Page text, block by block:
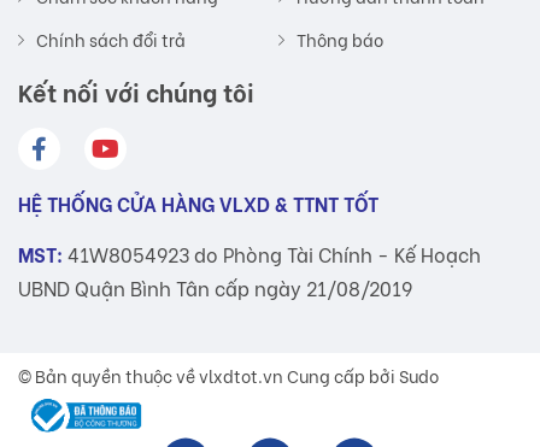
Chính sách đổi trả
Thông báo
Kết nối với chúng tôi
HỆ THỐNG CỬA HÀNG VLXD & TTNT TỐT
MST: 41W8054923 do Phòng Tài Chính - Kế Hoạch
UBND Quận Bình Tân cấp ngày 21/08/2019
© Bản quyền thuộc vềvlxdtot.vnCung cấp bởi Sudo